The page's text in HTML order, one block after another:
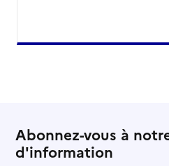
Abonnez-vous à
d'information